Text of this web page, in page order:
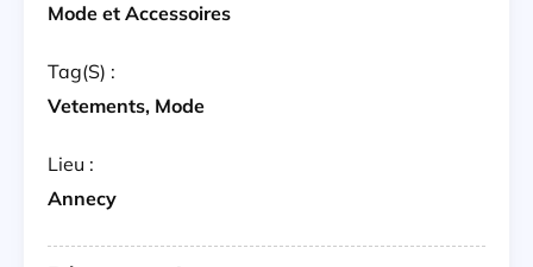
Mode et Accessoires
Tag(s) :
Vetements, Mode
Lieu :
Annecy